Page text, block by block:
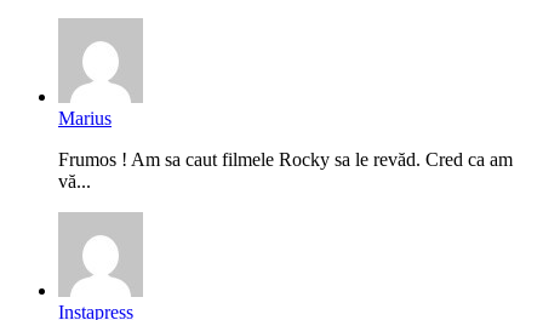
Marius
Frumos ! Am sa caut filmele Rocky sa le revăd. Cred ca am
vă...
Instapress